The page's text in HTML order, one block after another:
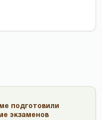
подготовили
экзаменов